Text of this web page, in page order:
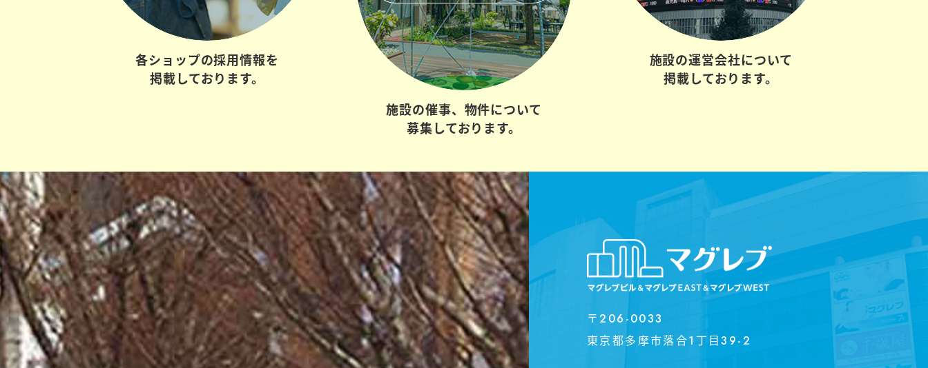
各ショップの採用情報を
掲載しております。
施設の催事、 物件について
募集しております。
施設の運営会社について
掲載しております。
〒206-0033
東京都多摩市落合1丁目39-2